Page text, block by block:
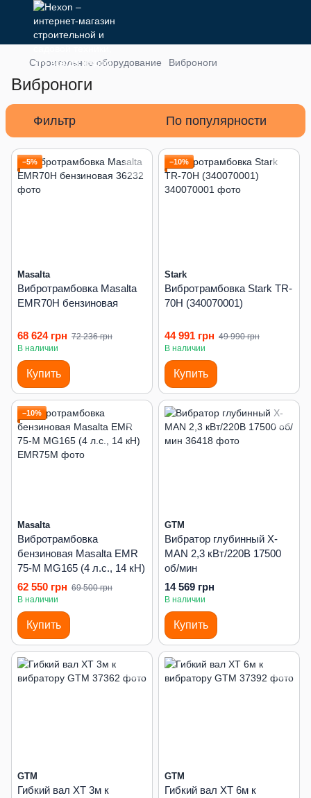
Строительное оборудование Виброноги
Виброноги
Фильтр По популярности
−5%
Masalta
Вибротрамбовка Masalta
EMR70H бензиновая
68 624 грн 72 236 грн
В наличии
Купить
−10%
Stark
Вибротрамбовка Stark TR-
70H (340070001)
44 991 грн 49 990 грн
В наличии
Купить
−10%
Masalta
Вибротрамбовка
бензиновая Masalta EMR
75-M MG165 (4 л.с., 14 кН)
62 550 грн 69 500 грн
В наличии
Купить
GTM
Вибратор глубинный X-
MAN 2,3 кВт/220В 17500
об/мин
14 569 грн
В наличии
Купить
GTM
Гибкий вал XT 3м к
GTM
Гибкий вал XT 6м к